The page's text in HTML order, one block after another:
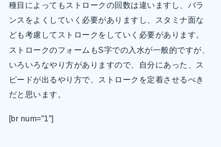
種目によってもストロークの回数は違いますし、バラ
ンスをよくしていく必要がありますし、スタミナ面な
ども考慮してストロークをしていく必要があります。
ストロークのフォームもS字での入水が一般的ですが、
いろいろなやり方がありますので、自分にあった、ス
ピードが出るやり方で、ストロークを定着させるべき
だと思います。
[br num=”1”]